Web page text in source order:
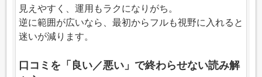
見えやすく、運用もラクになりがち。
逆に範囲が広いなら、最初からフルも視野に入れると
迷いが減ります。
口コミを「良い／悪い」で終わらせない読み解